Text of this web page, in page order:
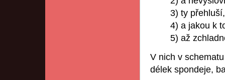
3) ty
4) a jakou k
5) až
V nich v
délek spondeje,